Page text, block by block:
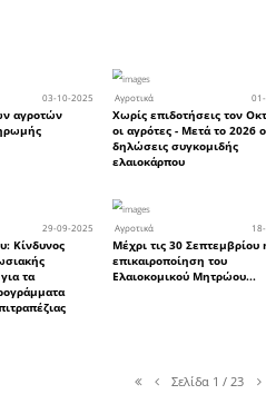
Στη Βουλή η προστασία